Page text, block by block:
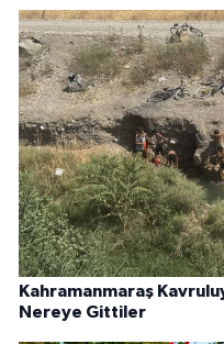
Kahramanmaraş
Nereye Gittiler